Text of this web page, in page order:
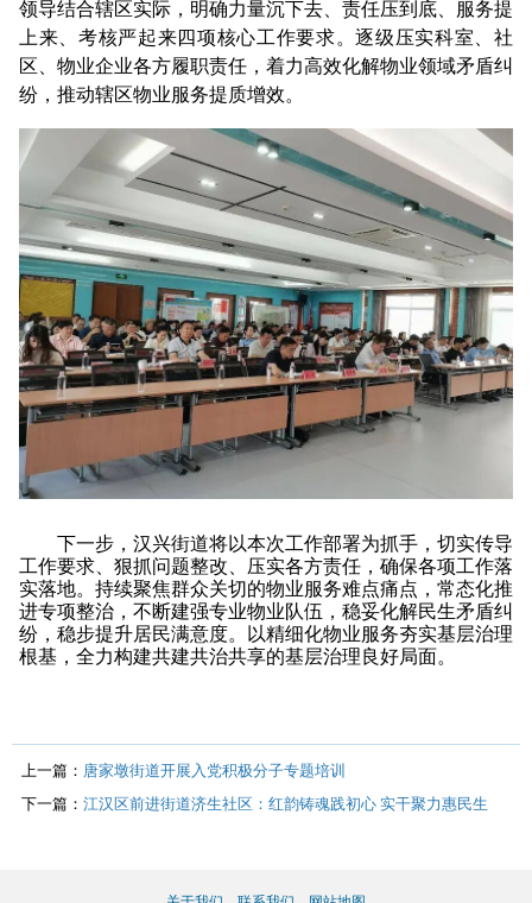
领导结合辖区实际，明确力量沉下去、责任压到底、服务提
上来、考核严起来四项核心工作要求。逐级压实科室、社
区、物业企业各方履职责任，着力高效化解物业领域矛盾纠
纷，推动辖区物业服务提质增效。
下一步，汉兴街道将以本次工作部署为抓手，切实传导
工作要求、狠抓问题整改、压实各方责任，确保各项工作落
实落地。持续聚焦群众关切的物业服务难点痛点，常态化推
进专项整治，不断建强专业物业队伍，稳妥化解民生矛盾纠
纷，稳步提升居民满意度。以精细化物业服务夯实基层治理
根基，全力构建共建共治共享的基层治理良好局面。
上一篇： 唐家墩街道开展入党积极分子专题培训
下一篇： 江汉区前进街道济生社区：红韵铸魂践初心 实干聚力惠民生